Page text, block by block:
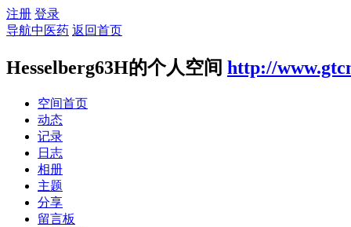
注册 登录
导航中医药 返回首页
Hesselberg63H的个人空间 http://
空间首页
动态
记录
日志
相册
主题
分享
留言板